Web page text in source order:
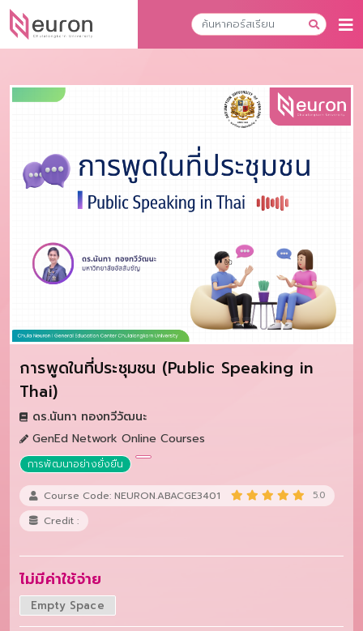
การพูดในที่ประชุมชน (Public Speaking in
Thai)
ดร.นันทา ทองทวีวัฒนะ
GenEd Network Online Courses
การพัฒนาอย่างยั่งยืน
Course Code: NEURON.ABACGE3401 5.0
Credit :
ไม่มีค่าใช้จ่าย
Empty Space